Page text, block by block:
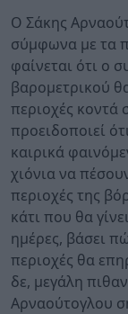
Ο Σάκης
σύμφωνα με τα
φαίνεται ότι ο
βαρομετρικού
περιοχές κοντά
προειδοποιεί
καιρικά
χιόνια να
περιοχές της
κάτι που θα
ημέρες, βάσει
περιοχές θα
δε, μεγάλη
Αρναoύτογλου